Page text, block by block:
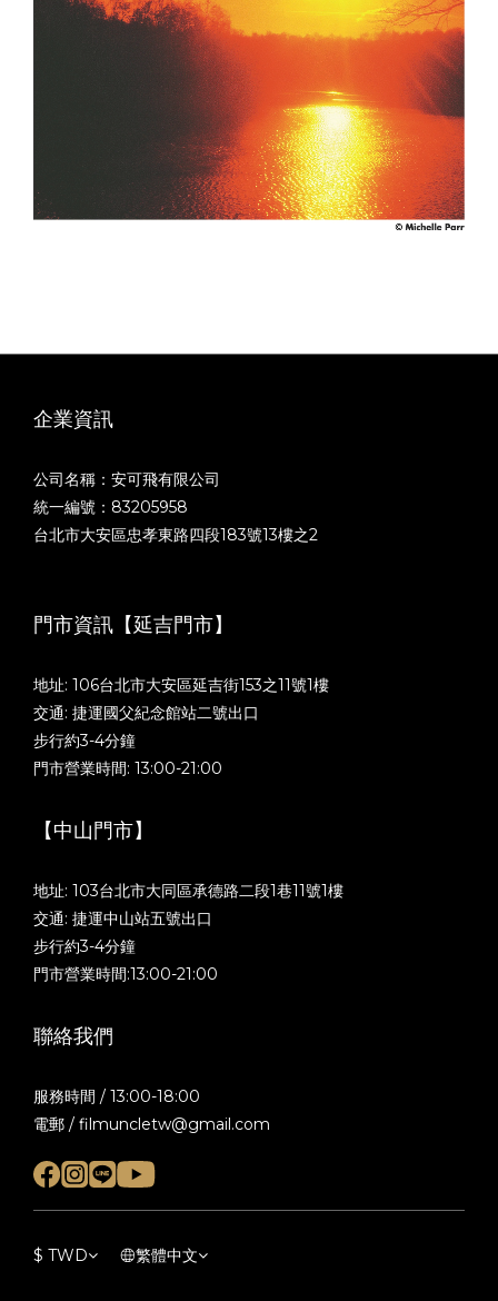
企業資訊
公司名稱：安可飛有限公司
統一編號：83205958
台北市大安區忠孝東路四段183號13樓之2
門市資訊【延吉門市】
地址: 106台北市大安區延吉街153之11號1樓
交通: 捷運國父紀念館站二號出口
步行約3-4分鐘
門市營業時間: 13:00-21:00
【中山門市】
地址: 103台北市大同區承德路二段1巷11號1樓
交通: 捷運中山站五號出口
步行約3-4分鐘
門市營業時間:13:00-21:00
聯絡我們
服務時間 / 13:00-18:00
電郵 / filmuncletw@gmail.com
$ TWD 繁體中文